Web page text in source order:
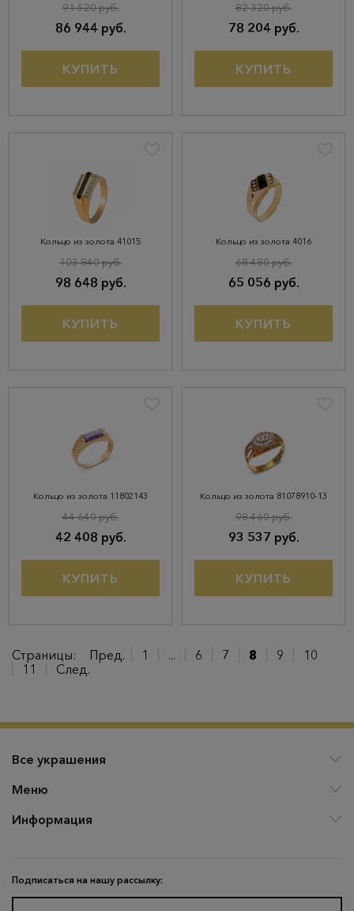
86 944 руб.
91 520 руб.
КУПИТЬ
78 204 руб.
82 320 руб.
КУПИТЬ
Кольцо из золота 41015
98 648 руб.
103 840 руб.
КУПИТЬ
Кольцо из золота 4016
65 056 руб.
68 480 руб.
КУПИТЬ
Кольцо из золота 11802143
42 408 руб.
44 640 руб.
КУПИТЬ
Кольцо из золота 81078910-13
93 537 руб.
98 460 руб.
КУПИТЬ
Страницы: Пред. 1 ... 6 7 8 9
10
11
След.
Подписаться на нашу рассылку:
Все украшения
Меню
Информация